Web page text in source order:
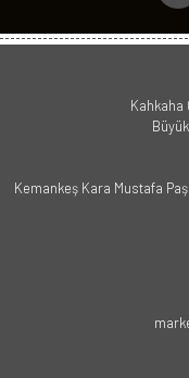
Kahkaha
Kemankeş Kara Mustafa